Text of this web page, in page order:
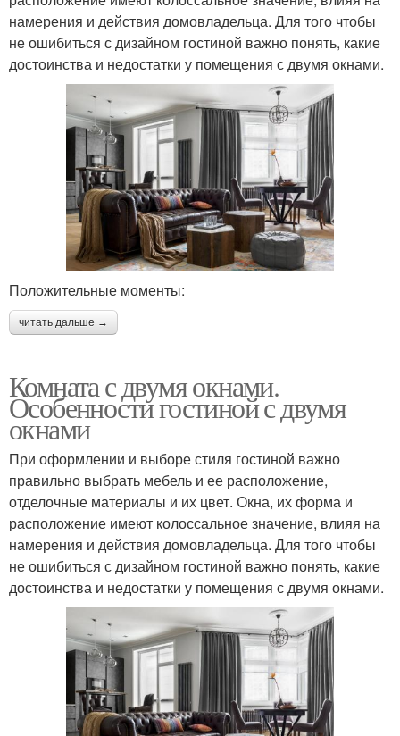
намерения и действия домовладельца. Для того чтобы
не ошибиться с дизайном гостиной важно понять, какие
достоинства и недостатки у помещения с двумя окнами.
Положительные моменты:
читать дальше →
Комната с двумя окнами.
Особенности гостиной с двумя
окнами
При оформлении и выборе стиля гостиной важно
правильно выбрать мебель и ее расположение,
отделочные материалы и их цвет. Окна, их форма и
расположение имеют колоссальное значение, влияя на
намерения и действия домовладельца. Для того чтобы
не ошибиться с дизайном гостиной важно понять, какие
достоинства и недостатки у помещения с двумя окнами.